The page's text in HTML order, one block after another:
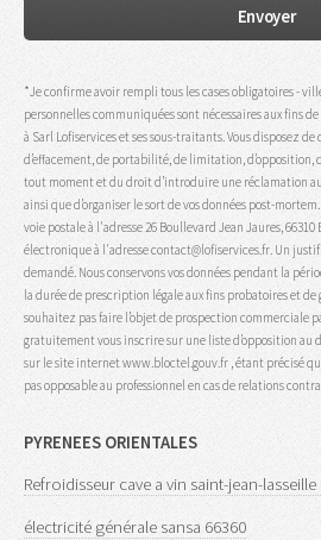
*Je confirme avoir rempli tous les cases obligatoires -
personnelles communiquées sont nécessaires aux fins
à Sarl Lofiservices et ses sous-traitants. Vous disposez de
d’effacement, de portabilité, de limitation,
tout moment et du droit d’introduire une réclamation
ainsi que d’organiser le sort de vos données post-
voie postale à l'adresse 26 Boullevard Jean Jaures,
électronique à l'adresse contact@lofiservices.fr. Un
demandé. Nous conservons vos données pendant la
la durée de prescription légale aux fins probatoires et de
souhaitez pas faire l’objet de prospection commerciale
gratuitement vous inscrire sur une liste d’opposition au
sur le site internet www.bloctel.gouv.fr , étant précisé
pas opposable au professionnel en cas de relations
PYRENEES ORIENTALES
Refroidisseur cave a vin saint-jean-lasseille
électricité générale sansa 66360